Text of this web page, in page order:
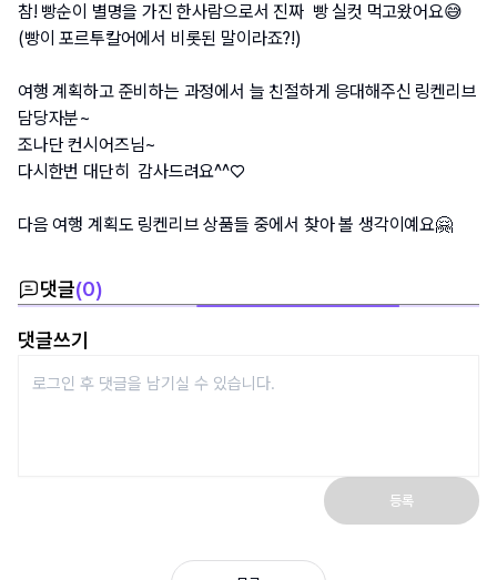
참! 빵순이 별명을 가진 한사람으로서 진짜  빵 실컷 먹고왔어요😅
(빵이 포르투칼어에서 비롯된 말이라죠?!)
여행 계획하고 준비하는 과정에서 늘 친절하게 응대해주신 링켄리브
담당자분~
조나단 컨시어즈님~
다시한번 대단히  감사드려요^^♡
다음 여행 계획도 링켄리브 상품들 중에서 찾아 볼 생각이예요🤗
댓글(0)
댓글쓰기
등록